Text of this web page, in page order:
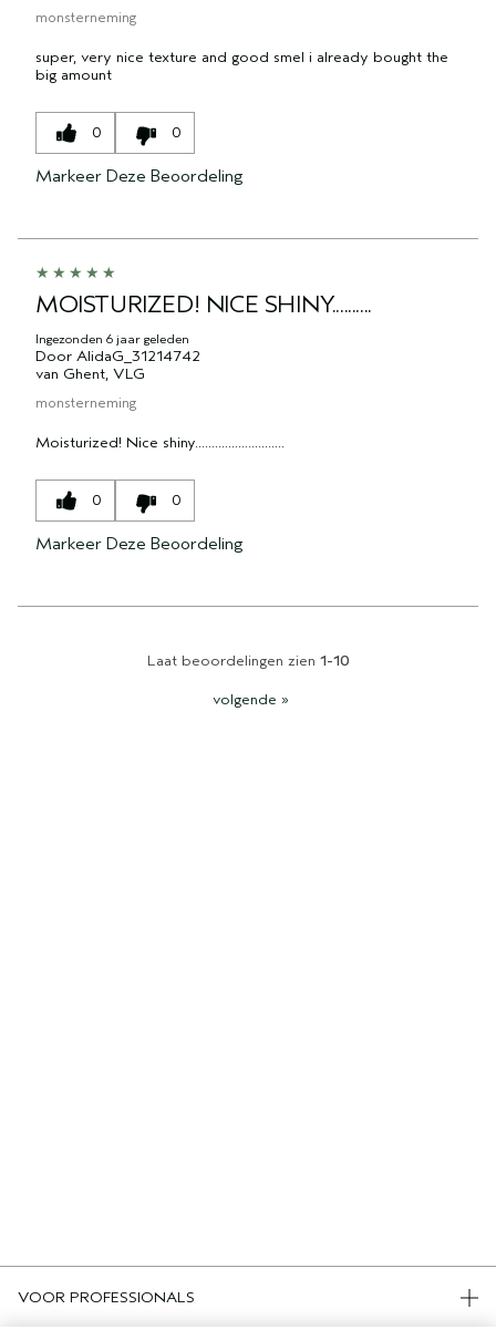
monsterneming
super, very nice texture and good smel i already bought the
big amount
0 0
Markeer Deze Beoordeling
MOISTURIZED! NICE SHINY..........
Ingezonden 6 jaar geleden
Door AlidaG_31214742
van Ghent, VLG
monsterneming
Moisturized! Nice shiny...........................
0 0
Markeer Deze Beoordeling
Laat beoordelingen zien 1-10
volgende »
VOOR PROFESSIONALS